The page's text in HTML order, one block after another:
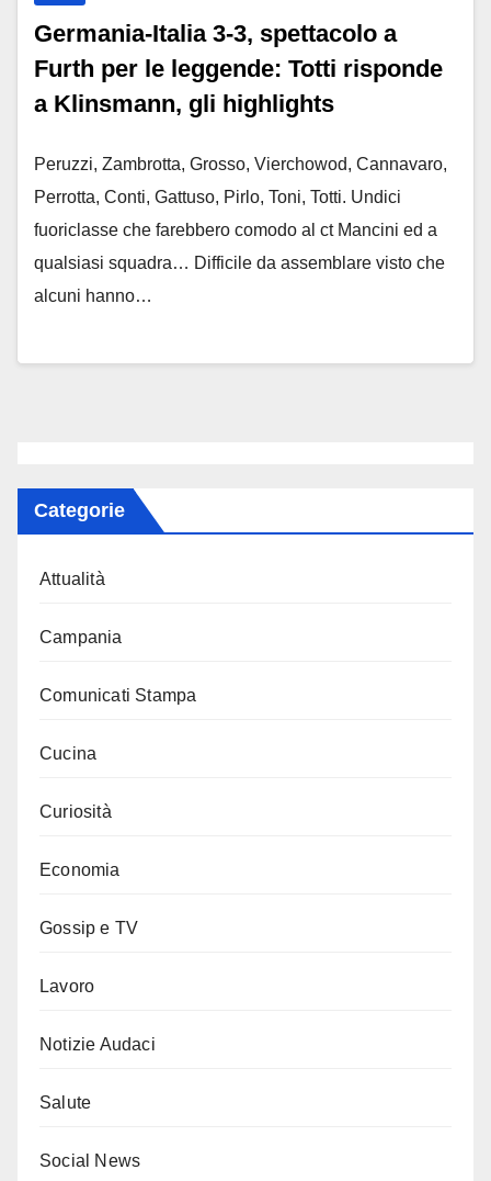
Germania-Italia 3-3, spettacolo a
Furth per le leggende: Totti risponde
a Klinsmann, gli highlights
Peruzzi, Zambrotta, Grosso, Vierchowod, Cannavaro,
Perrotta, Conti, Gattuso, Pirlo, Toni, Totti. Undici
fuoriclasse che farebbero comodo al ct Mancini ed a
qualsiasi squadra… Difficile da assemblare visto che
alcuni hanno…
Categorie
Attualità
Campania
Comunicati Stampa
Cucina
Curiosità
Economia
Gossip e TV
Lavoro
Notizie Audaci
Salute
Social News